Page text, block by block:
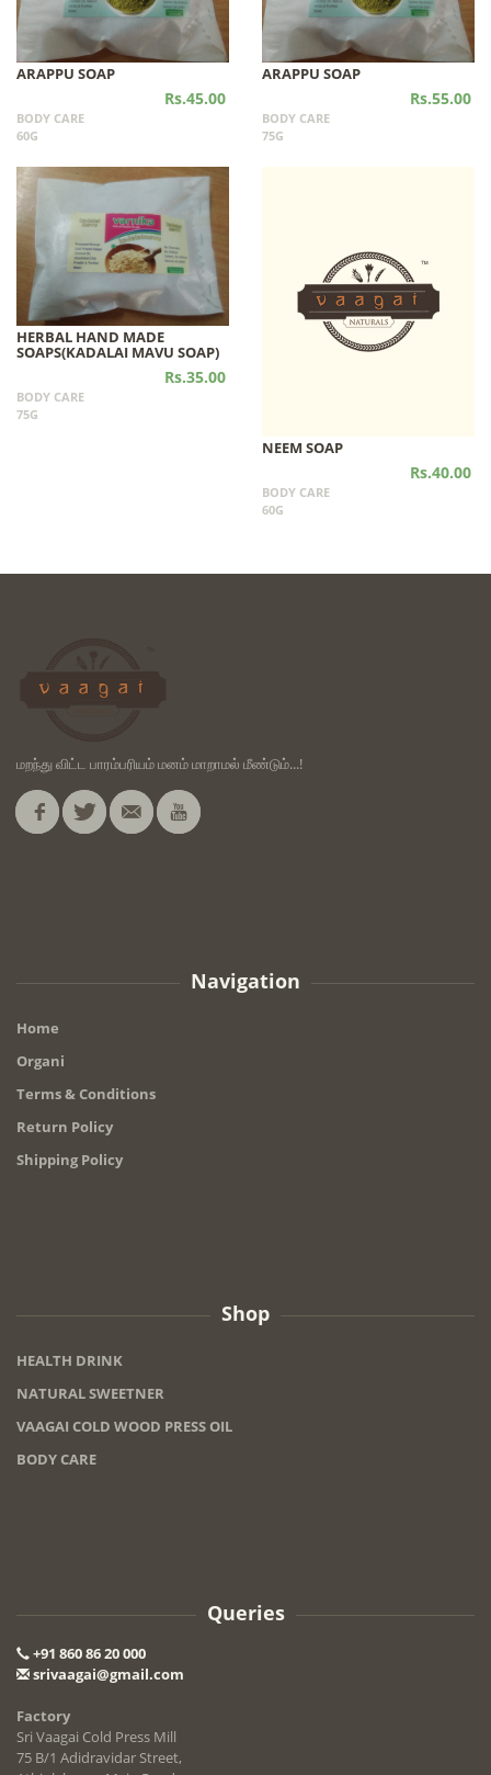
ARAPPU SOAP
Rs.45.00
BODY CARE
60G
ARAPPU SOAP
Rs.55.00
BODY CARE
75G
HERBAL HAND MADE
SOAPS(KADALAI MAVU SOAP)
Rs.35.00
BODY CARE
75G
NEEM SOAP
Rs.40.00
BODY CARE
60G
மறந்து விட்ட பாரம்பரியம் மனம் மாறாமல் மீண்டும்...!
Navigation
Home
Organi
Terms & Conditions
Return Policy
Shipping Policy
Shop
HEALTH DRINK
NATURAL SWEETNER
VAAGAI COLD WOOD PRESS OIL
BODY CARE
Queries
+91 860 86 20 000
srivaagai@gmail.com
Factory
Sri Vaagai Cold Press Mill
75 B/1 Adidravidar Street,